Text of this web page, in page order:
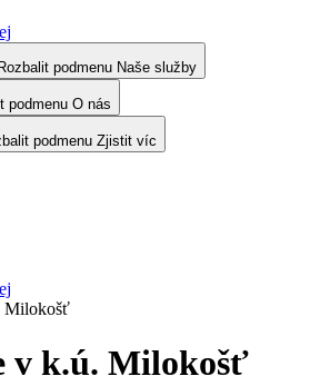
Rozbalit podmenu Naše služby
podmenu O nás
podmenu Zjistit víc
Milokošť
v k.ú. Milokošť